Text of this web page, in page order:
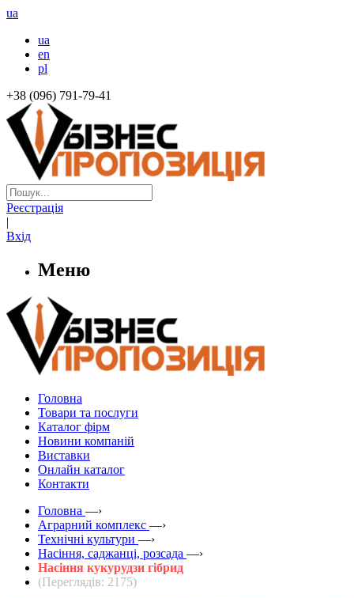
ua
ua
en
pl
+38 (096) 791-79-41
Реєстрація
|
Вхід
Меню
Головна
Товари та послуги
Каталог фірм
Новини компаній
Виставки
Онлайн каталог
Контакти
Головна —›
Аграрний комплекс —›
Технічні культури —›
Насіння, саджанці, розсада —›
Насіння кукурудзи гібрид
(Переглядів: 2175)